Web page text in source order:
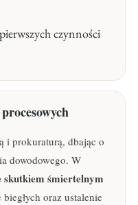
czynności
i prokuraturą, dbając o
dowodowego. W
skutkiem śmiertelnym
oraz ustalenie